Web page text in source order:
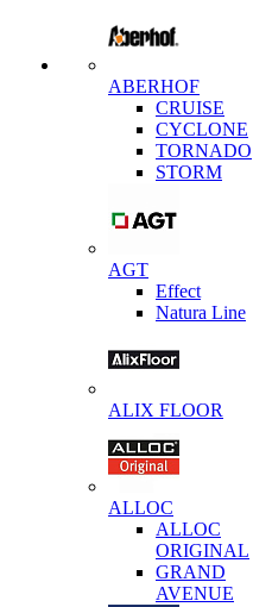
ABERHOF
CRUISE
CYCLONE
TORNADO
STORM
AGT
Effect
Natura Line
ALIX FLOOR
ALLOC
ALLOC
ORIGINAL
GRAND
AVENUE